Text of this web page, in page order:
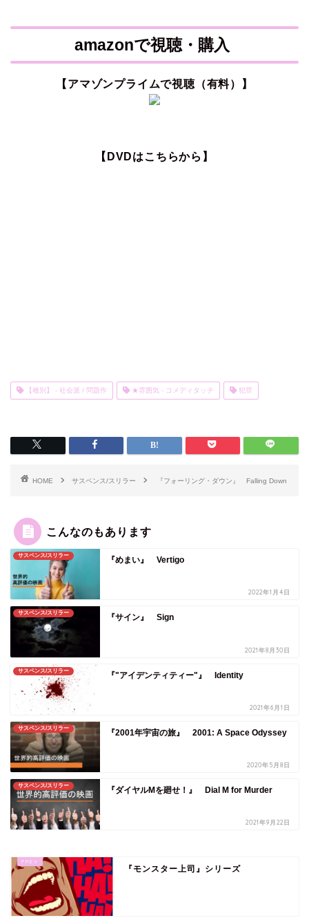
amazonで視聴・購入
【アマゾンプライムで視聴（有料）】
【DVDはこちらから】
【種別】 - 社会派 / 問題作 ★雰囲気 - コメディタッチ 犯罪
HOME サスペンス/スリラー 『フォーリング・ダウン』 Falling Down
こんなのもあります
サスペンス/スリラー 『めまい』 Vertigo
2022年1月4日
サスペンス/スリラー 『サイン』 Sign
2021年8月30日
サスペンス/スリラー 『"アイデンティティー"』 Identity
2021年6月1日
サスペンス/スリラー 『2001年宇宙の旅』 2001: A Space Odyssey
2020年5月8日
サスペンス/スリラー 『ダイヤルMを廻せ！』 Dial M for Murder
2021年9月22日
『モンスター上司』シリーズ